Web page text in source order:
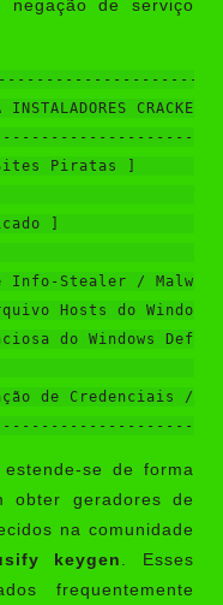
negação de serviço
Sites Piratas ]
]
Info-Stealer /
Hosts do
do Windows
de Credenciais /
se de forma
obter geradores de
na comunidade
keygen
. Esses
frequentemente